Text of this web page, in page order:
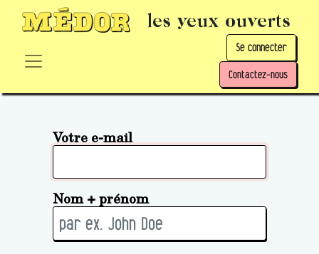
les yeux ouverts
Se connecter
Contactez-nous
Votre e-mail
Nom + prénom